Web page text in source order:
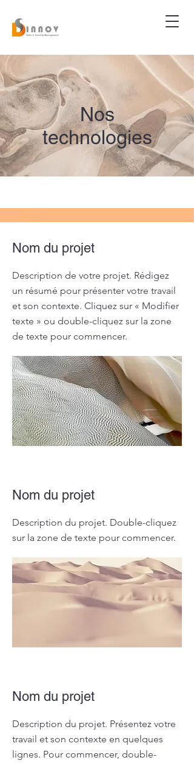
Nos
technologies
Nom du projet
Description de votre projet. Rédigez
un résumé pour présenter votre travail
et son contexte. Cliquez sur « Modifier
texte » ou double-cliquez sur la zone
de texte pour commencer.
Nom du projet
Description du projet. Double-cliquez
sur la zone de texte pour commencer.
Nom du projet
Description du projet. Présentez votre
travail et son contexte en quelques
lignes. Pour commencer, double-